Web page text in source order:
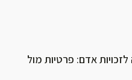
לזכויות אדם: פרטיות מול